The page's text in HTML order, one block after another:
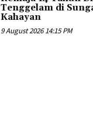
Tenggelam di
Kahayan
9 August 2026 14:15 PM